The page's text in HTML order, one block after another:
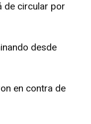
de circular por
desde
en contra de